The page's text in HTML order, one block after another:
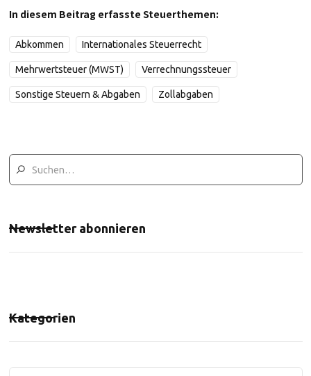
In diesem Beitrag erfasste Steuerthemen:
Abkommen Internationales Steuerrecht
Mehrwertsteuer (MWST) Verrechnungssteuer
Sonstige Steuern & Abgaben Zollabgaben
Newsletter abonnieren
Kategorien